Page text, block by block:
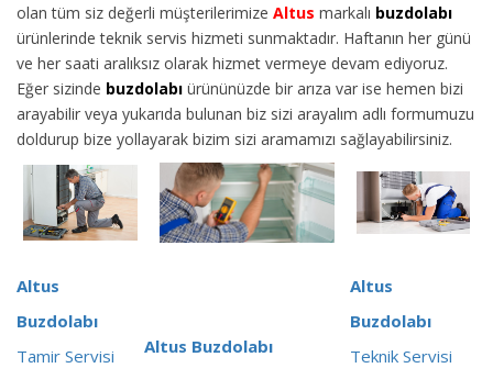
olan tüm siz değerli müşterilerimize Altus markalı buzdolabı
ürünlerinde teknik servis hizmeti sunmaktadır. Haftanın her günü
ve her saati aralıksız olarak hizmet vermeye devam ediyoruz.
Eğer sizinde buzdolabı ürününüzde bir arıza var ise hemen bizi
arayabilir veya yukarıda bulunan biz sizi arayalım adlı formumuzu
doldurup bize yollayarak bizim sizi aramamızı sağlayabilirsiniz.
Altus
Buzdolabı
Tamir Servisi
Altus Buzdolabı
Altus
Buzdolabı
Teknik Servisi